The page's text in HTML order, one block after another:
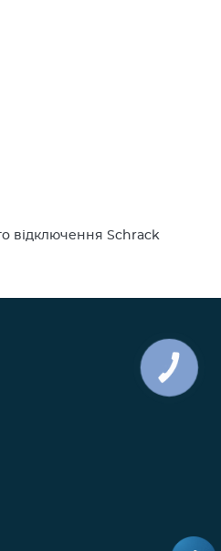
відключення Schrack
КНОПКА
ЗВ'ЯЗКУ